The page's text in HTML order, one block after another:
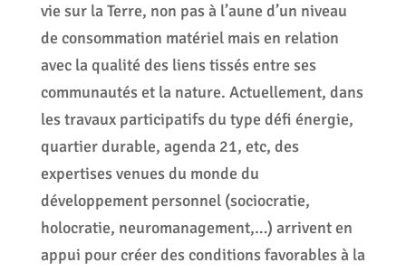
vie sur la Terre, non pas à l’aune d’un niveau
de consommation matériel mais en relation
avec la qualité des liens tissés entre ses
communautés et la nature. Actuellement, dans
les travaux participatifs du type défi énergie,
quartier durable, agenda 21, etc, des
expertises venues du monde du
développement personnel (sociocratie,
holocratie, neuromanagement,…) arrivent en
appui pour créer des conditions favorables à la